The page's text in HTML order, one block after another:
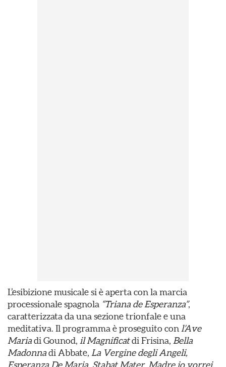
L’esibizione musicale si è aperta con la marcia
processionale spagnola “Triana de Esperanza”,
caratterizzata da una sezione trionfale e una
meditativa. Il programma è proseguito con l’Ave
Mariadi Gounod, il Magnificatdi Frisina, Bella
Madonnadi Abbate, La Vergine degli Angeli,
Esperanza De Maria, Stabat Mater, Madre io vorrei,